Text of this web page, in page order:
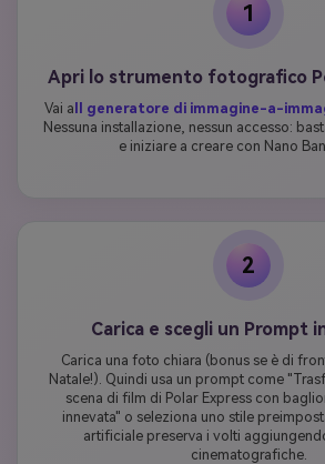
1
Apri lo strumento fotografico
Vai a Il generatore di immagine-a-
Nessuna installazione, nessun accesso:
e iniziare a creare con Nano
2
Carica e scegli un Prompt
Carica una foto chiara (bonus se è di
Natale!). Quindi usa un prompt come
scena di film di Polar Express con
innevata" o seleziona uno stile
artificiale preserva i volti
cinematografiche.